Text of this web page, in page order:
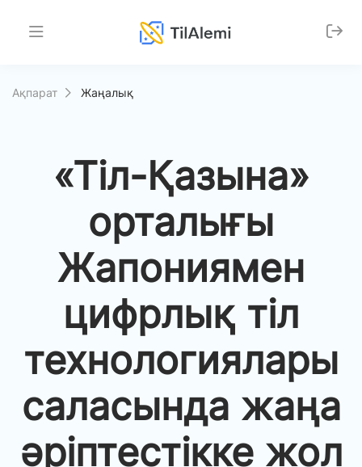
Ақпарат Жаңалық
«Тіл-Қазына»
орталығы
Жапониямен
цифрлық тіл
технологиялары
саласында жаңа
әріптестікке жол